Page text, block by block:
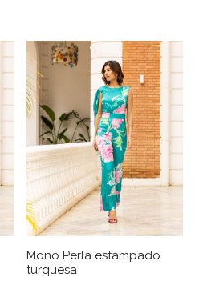
Mono Perla estampado
turquesa